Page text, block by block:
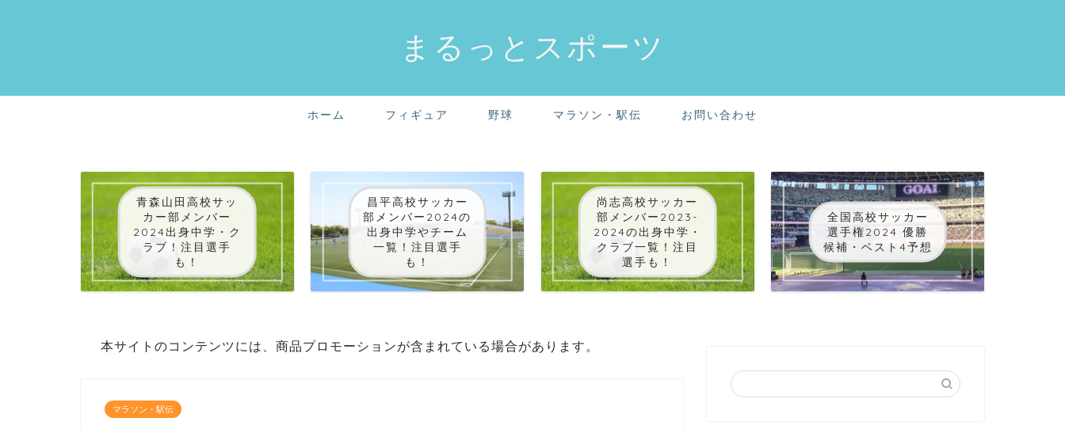
まるっとスポーツ
ホーム フィギュア 野球 マラソン・駅伝 お問い合わせ
青森山田高校サッ
カー部メンバー
2024出身中学・ク
ラブ！注目選手
も！
昌平高校サッカー
部メンバー2024の
出身中学やチーム
一覧！注目選手
も！
尚志高校サッカー
部メンバー2023-
2024の出身中学・
クラブ一覧！注目
選手も！
全国高校サッカー
選手権2024 優勝
候補・ベスト4予想
本サイトのコンテンツには、商品プロモーションが含まれている場合があります。
マラソン・駅伝